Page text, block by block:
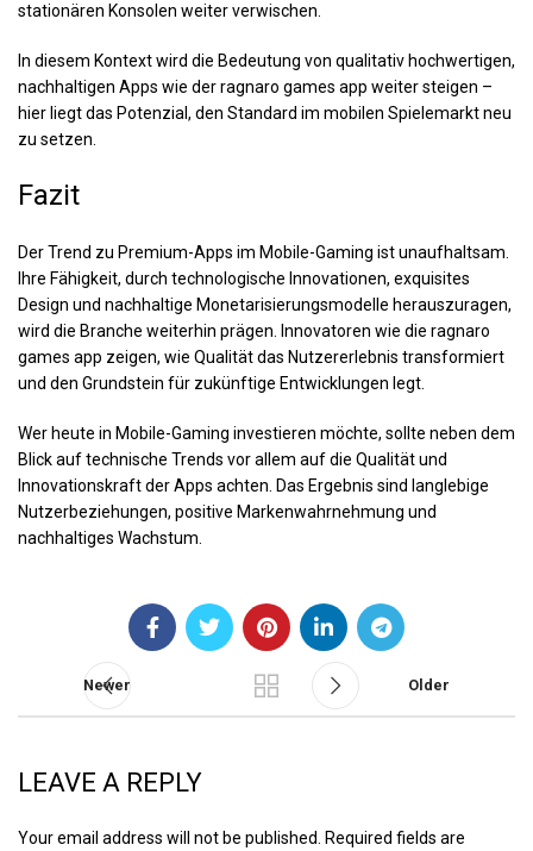
stationären Konsolen weiter verwischen.
In diesem Kontext wird die Bedeutung von qualitativ hochwertigen,
nachhaltigen Apps wie der ragnaro games app weiter steigen –
hier liegt das Potenzial, den Standard im mobilen Spielemarkt neu
zu setzen.
Fazit
Der Trend zu Premium-Apps im Mobile-Gaming ist unaufhaltsam.
Ihre Fähigkeit, durch technologische Innovationen, exquisites
Design und nachhaltige Monetarisierungsmodelle herauszuragen,
wird die Branche weiterhin prägen. Innovatoren wie die ragnaro
games app zeigen, wie Qualität das Nutzererlebnis transformiert
und den Grundstein für zukünftige Entwicklungen legt.
Wer heute in Mobile-Gaming investieren möchte, sollte neben dem
Blick auf technische Trends vor allem auf die Qualität und
Innovationskraft der Apps achten. Das Ergebnis sind langlebige
Nutzerbeziehungen, positive Markenwahrnehmung und
nachhaltiges Wachstum.
Newer Older
LEAVE A REPLY
Your email address will not be published.
Required fields are